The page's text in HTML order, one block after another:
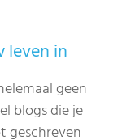
leven in
geen
blogs die je
geschreven